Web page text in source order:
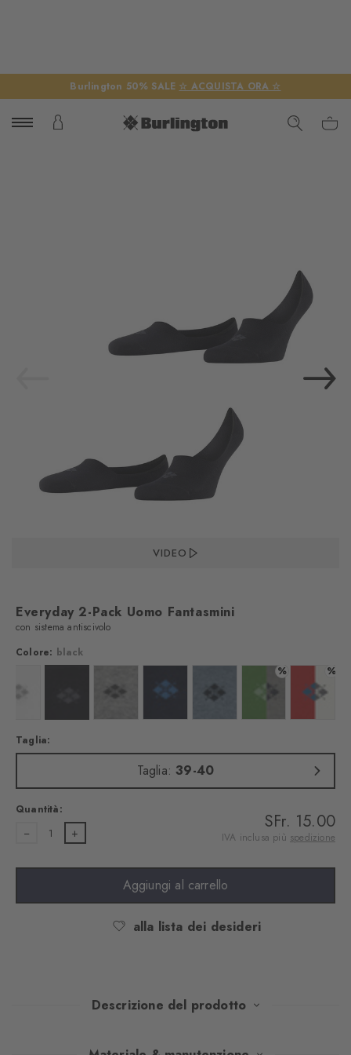
Burlington 50% SALE ☆ ACQUISTA ORA ☆
VIDEO
Everyday 2-Pack Uomo Fantasmini
con sistema antiscivolo
Colore: black
Colore: blackColore: light greyColore: marineColore: light denim
%
Colore: fairway
%
Colore:
Taglia:
Taglia:39-40
Quantità:
1 SFr. 15.00
IVA inclusa più spedizione
Aggiungi al carrello
alla lista dei desideri
Descrizione del prodotto
Questa confezione doppia di calzini unisce un comfort discreto